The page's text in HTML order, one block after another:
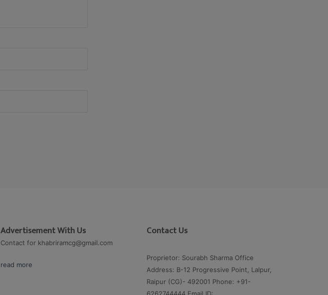
Advertisement With Us
Contact for khabriramcg@gmail.com
read more
Contact Us
Proprietor: Sourabh Sharma Office
Address: B-12 Progressive Point, Lalpur,
Raipur (CG)- 492001 Phone: +91-
6262744444 Email ID: